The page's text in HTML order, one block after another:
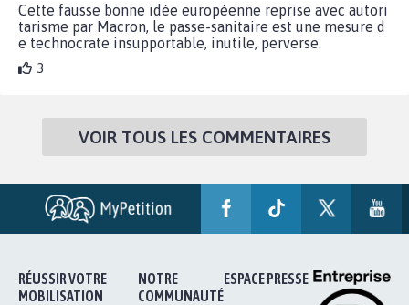
Cette fausse bonne idée européenne reprise avec autori
tarisme par Macron, le passe-sanitaire est une mesure d
e technocrate insupportable, inutile, perverse.
3
VOIR TOUS LES COMMENTAIRES
RÉUSSIR VOTRE
MOBILISATION
NOTRE
COMMUNAUTÉ
ESPACE PRESSE